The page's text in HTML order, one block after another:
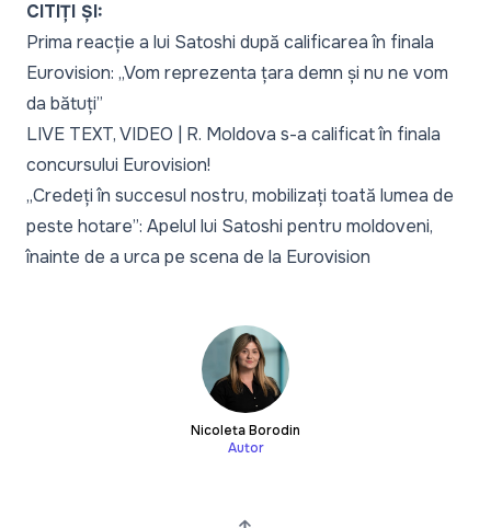
CITIȚI ȘI:
Prima reacție a lui Satoshi după calificarea în finala
Eurovision: „Vom reprezenta țara demn și nu ne vom
da bătuți”
LIVE TEXT, VIDEO | R. Moldova s-a calificat în finala
concursului Eurovision!
„Credeți în succesul nostru, mobilizați toată lumea de
peste hotare”: Apelul lui Satoshi pentru moldoveni,
înainte de a urca pe scena de la Eurovision
Nicoleta Borodin
Autor